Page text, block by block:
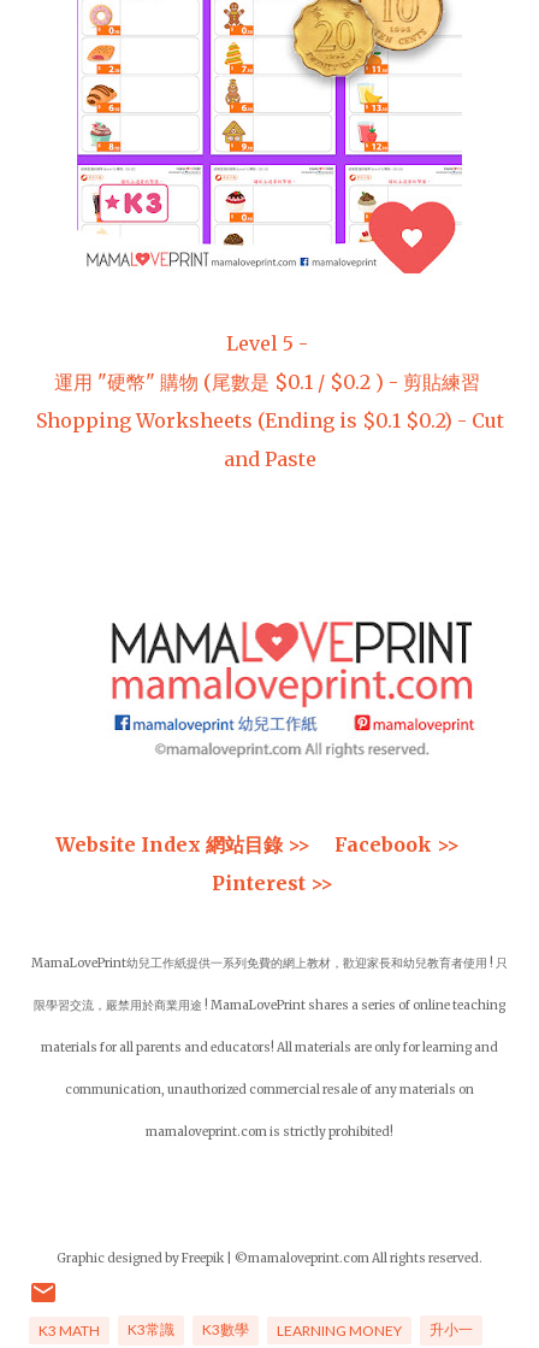
Level 5 -
運用 "硬幣" 購物 (尾數是 $0.1 / $0.2 ) - 剪貼練習
Shopping Worksheets (Ending is $0.1 $0.2) - Cut
and Paste
Website Index 網站目錄 >>
Facebook >>
Pinterest >>
MamaLovePrint幼兒工作紙提供一系列免費的網上教材，歡迎家長和幼兒教育者使用 ! 只
限學習交流，嚴禁用於商業用途 ! MamaLovePrint shares a series of online teaching
materials for all parents and educators! All materials are only for learning and
communication, unauthorized commercial resale of any materials on
mamaloveprint.com is strictly prohibited!
Graphic designed by Freepik | ©mamaloveprint.com All rights reserved.
K3 MATH K3常識 K3數學 LEARNING MONEY 升小一